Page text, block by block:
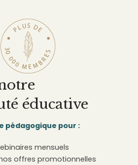
éducative
pédagogique pour :
mensuels
offres promotionnelles